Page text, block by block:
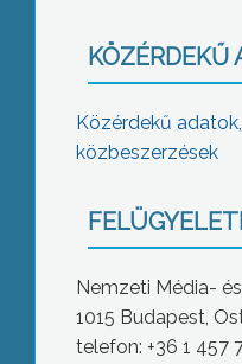
KÖZÉRDEKŰ
Közérdekű
közbeszerzések
Nemzeti Média-
1015 Budapest,
telefon: +36 1 457